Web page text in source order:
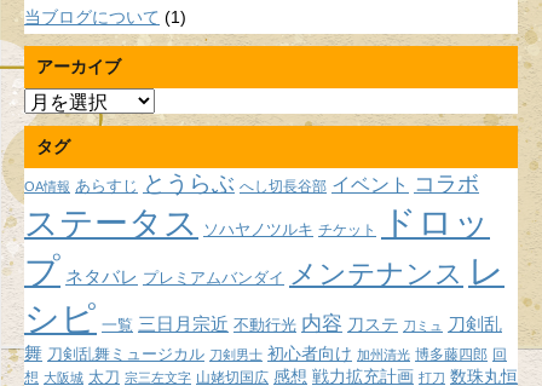
当ブログについて (1)
アーカイブ
ア
ー
カ
イ
ブ
タグ
OA情報 あらすじ とうらぶ へし切長谷部 イベント コラボ
ステータス ソハヤノツルキ チケット
ドロッ
プ ネタバレ プレミアムバンダイ メンテナンス レ
シピ 一覧 三日月宗近 不動行光 内容 刀ステ 刀ミュ
刀剣乱
舞 刀剣乱舞ミュージカル 刀剣男士 初心者向け 加州清光 博多藤四郎 回
想 大阪城 太刀 宗三左文字 山姥切国広 感想 戦力拡充計画 打刀 数珠丸恒